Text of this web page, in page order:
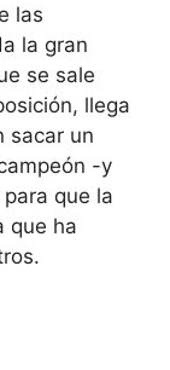
las
la gran
se sale
llega
sacar un
-y
que la
que ha